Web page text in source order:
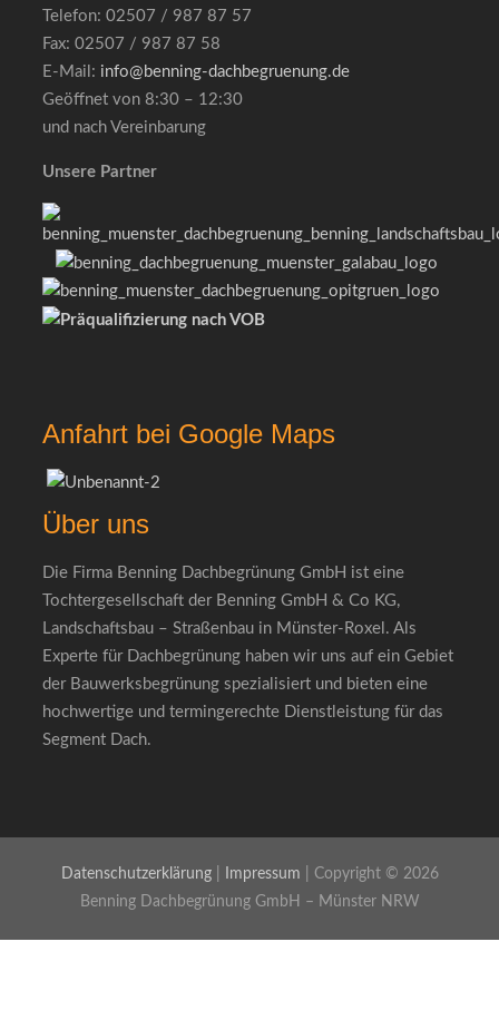
Telefon: 02507 / 987 87 57
Fax: 02507 / 987 87 58
E-Mail: info@benning-dachbegruenung.de
Geöffnet von 8:30 – 12:30
und nach Vereinbarung
Unsere Partner
Anfahrt bei Google Maps
Über uns
Die Firma Benning Dachbegrünung GmbH ist eine
Tochtergesellschaft der Benning GmbH & Co KG,
Landschaftsbau – Straßenbau in Münster-Roxel. Als
Experte für Dachbegrünung haben wir uns auf ein Gebiet
der Bauwerksbegrünung spezialisiert und bieten eine
hochwertige und termingerechte Dienstleistung für das
Segment Dach.
Datenschutzerklärung| Impressum | Copyright © 2026
Benning Dachbegrünung GmbH – Münster NRW